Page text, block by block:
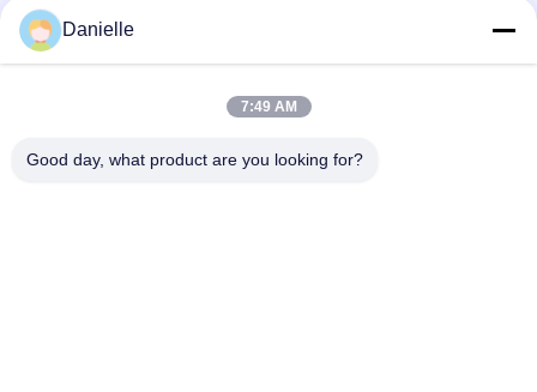
Categorias populares
dissipadores de calor
Danielle
7:49 AM
Good day, what product are you looking for?